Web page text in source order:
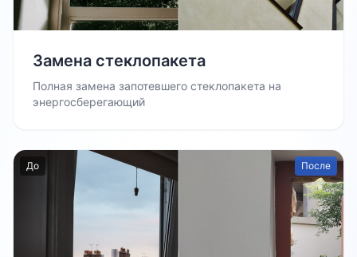
Замена стеклопакета
Полная замена запотевшего стеклопакета на
энергосберегающий
До После